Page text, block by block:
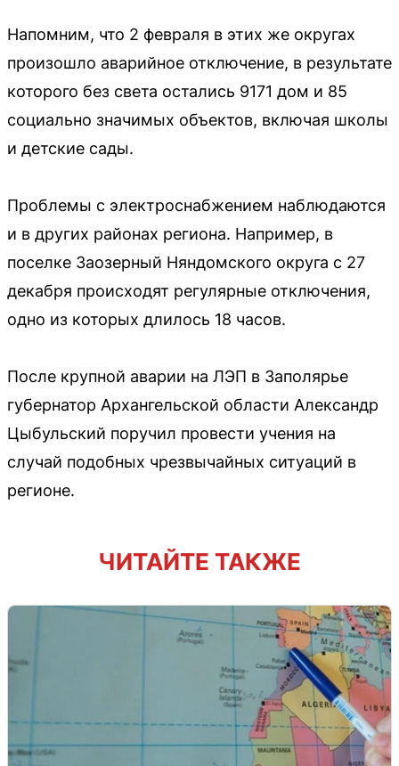
Напомним, что 2 февраля в этих же округах
произошло аварийное отключение, в результате
которого без света остались 9171 дом и 85
социально значимых объектов, включая школы
и детские сады.
Проблемы с электроснабжением наблюдаются
и в других районах региона. Например, в
поселке Заозерный Няндомского округа с 27
декабря происходят регулярные отключения,
одно из которых длилось 18 часов.
После крупной аварии на ЛЭП в Заполярье
губернатор Архангельской области Александр
Цыбульский поручил провести учения на
случай подобных чрезвычайных ситуаций в
регионе.
ЧИТАЙТЕ ТАКЖЕ